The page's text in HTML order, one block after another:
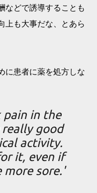
などで誘導することも
上も大事だな、とあら
に患者に薬を処方しな
pain in the
good
activity.
it, even if
sore.'